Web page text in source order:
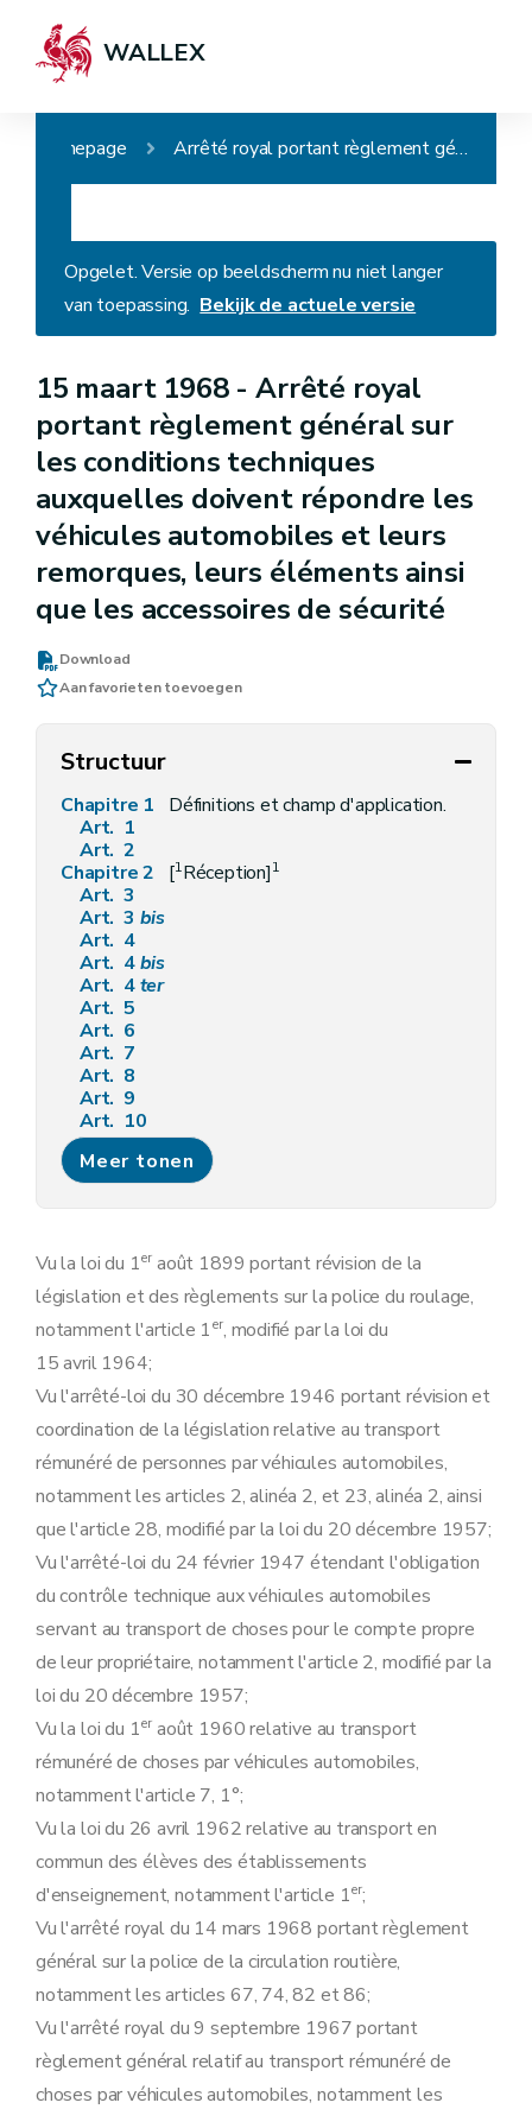
WALLEX
Homepage Arrêté royal portant règlement général sur les conditions techniques auxquelles doivent répondre les véhicules automobiles et leurs remorques, leurs éléments ainsi que les accessoires de sécurité
Opgelet. Versie op beeldscherm nu niet langer
van toepassing. Bekijk de actuele versie
15 maart 1968 -Arrêté royal
portant règlement général sur
les conditions techniques
auxquelles doivent répondre les
véhicules automobiles et leurs
remorques, leurs éléments ainsi
que les accessoires de sécurité
Download
Aan favorieten toevoegen
Structuur
Chapitre 1
Définitions et champ d'application.
Art. 1
Art. 2
Chapitre 2
[1Réception]1
Art. 3
Art. 3 bis
Art. 4
Art. 4bis
Art. 4ter
Art. 5
Art. 6
Art. 7
Art. 8
Art. 9
Art. 10
Art. 11
Art. 12
Art. 13
Art. 16
Art. 16ter
Chapitre 3 Affectation et chargement.
Art. 18
Art. 19
Art. 21
Art. 22
Contrôle technique.
Art. 23
Art. 23bis
Art. 23 ter
Art. 23quater
Art. 23quinquies
Art. 23
sexies
Art. 23septies
Art. 23octies
Art. 23
novies
Art. 23decies
Art. 23undecies
Chapitre 5 Utilisation.
Art. 24
Art. 25
Art. 26
Chapitre 6 Construction.
Art. 27
Art. 27bis
Art. 28
Art. 29
Art. 30
Art. 31
Art. 32
Art. 32bis
Art. 33
Art. 34
Art. 35
Meer tonen
Vu la loi du 1er août 1899 portant révision de la
législation et des règlements sur la police du roulage,
notamment l'article 1er, modifié par la loi du
15 avril 1964;
Vu l'arrêté-loi du 30 décembre 1946 portant révision et
coordination de la législation relative au transport
rémunéré de personnes par véhicules automobiles,
notamment les articles 2, alinéa 2, et 23, alinéa 2, ainsi
que l'article 28, modifié par la loi du 20 décembre 1957;
Vu l'arrêté-loi du 24 février 1947 étendant l'obligation
du contrôle technique aux véhicules automobiles
servant au transport de choses pour le compte propre
de leur propriétaire, notamment l'article 2, modifié par la
loi du 20 décembre 1957;
Vu la loi du 1er août 1960 relative au transport
rémunéré de choses par véhicules automobiles,
notamment l'article 7, 1°;
Vu la loi du 26 avril 1962 relative au transport en
commun des élèves des établissements
d'enseignement, notamment l'article 1er;
Vu l'arrêté royal du 14 mars 1968 portant règlement
général sur la police de la circulation routière,
notamment les articles 67, 74, 82 et 86;
Vu l'arrêté royal du 9 septembre 1967 portant
règlement général relatif au transport rémunéré de
choses par véhicules automobiles, notamment les